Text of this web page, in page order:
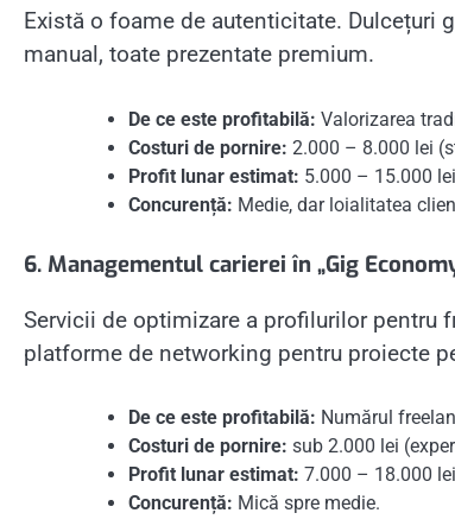
Există o foame de autenticitate. Dulcețuri
manual, toate prezentate premium.
De ce este profitabilă: Valorizarea
Costuri de pornire: 2.000 – 8.000 lei
Profit lunar estimat: 5.000 – 15.000
Concurență: Medie, dar loialitatea
6. Managementul carierei în „Gig
Servicii de optimizare a profilurilor pentru
platforme de networking pentru proiecte
De ce este profitabilă: Numărul
Costuri de pornire: sub 2.000 lei
Profit lunar estimat: 7.000 – 18.000
Concurență: Mică spre medie.